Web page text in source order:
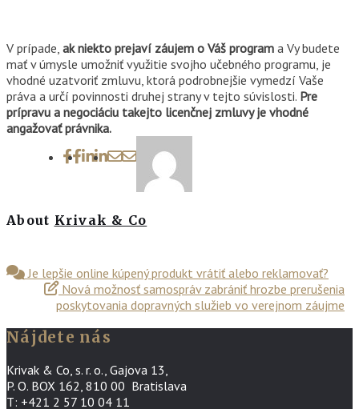
V prípade, ak niekto prejaví záujem o Váš program a Vy budete
mať v úmysle umožniť využitie svojho učebného programu, je
vhodné uzatvoriť zmluvu, ktorá podrobnejšie vymedzí Vaše
práva a určí povinnosti druhej strany v tejto súvislosti. Pre
prípravu a negociáciu takejto licenčnej zmluvy je vhodné
angažovať právnika.
About Krivak & Co
Je lepšie online kúpený produkt vrátiť alebo reklamovať?
Nová možnosť samospráv zabrániť hrozbe prerušenia
poskytovania dopravných služieb vo verejnom záujme
Nájdete nás
Krivak & Co, s. r. o., Gajova 13,
P. O. BOX 162, 810 00 Bratislava
T: +421 2 57 10 04 11